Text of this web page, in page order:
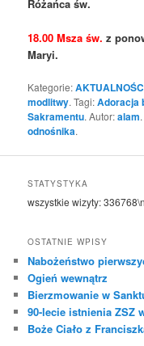
Różańca św.
18.00 Msza św. z
Maryi.
Kategorie:
modlitwy. Tagi:Adoracja
Sakramentu. Autor:alam
odnośnika.
STATYSTYKA
wszystkie wizyty:336768
OSTATNIE WPISY
Nabożeństwo
Ogień wewnątrz
Bierzmowanie w
90-lecie istnienia ZSZ
Boże Ciało z